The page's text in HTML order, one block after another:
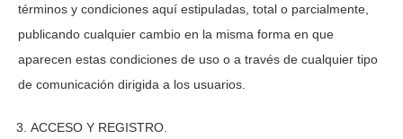
términos y condiciones aquí estipuladas, total o parcialmente,
publicando cualquier cambio en la misma forma en que
aparecen estas condiciones de uso o a través de cualquier tipo
de comunicación dirigida a los usuarios.
ACCESO Y REGISTRO.